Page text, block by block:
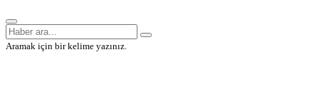
Aramak için bir kelime yazınız.